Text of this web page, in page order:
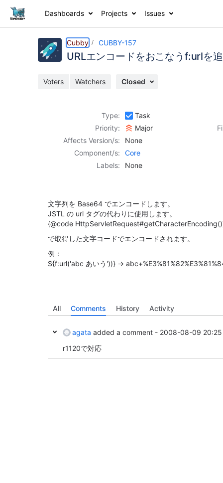
Dashboards Projects Issues
Cubby CUBBY-157
URLエンコードをおこなうf:urlを
Voters Watchers Closed
Type:
Task
Priority:
Major
Affects Version/s:
None
Component/s:
Core
Labels:
None
文字列を Base64 でエンコードします。
JSTL の url タグの代わりに使用します。
{@code
で取得した文字コードでエンコードされます。
例：
${f:url('abc あいう'))} ->
All Comments History Activity
agata added a comment - 2008-08-09 20:25
r1120で対応